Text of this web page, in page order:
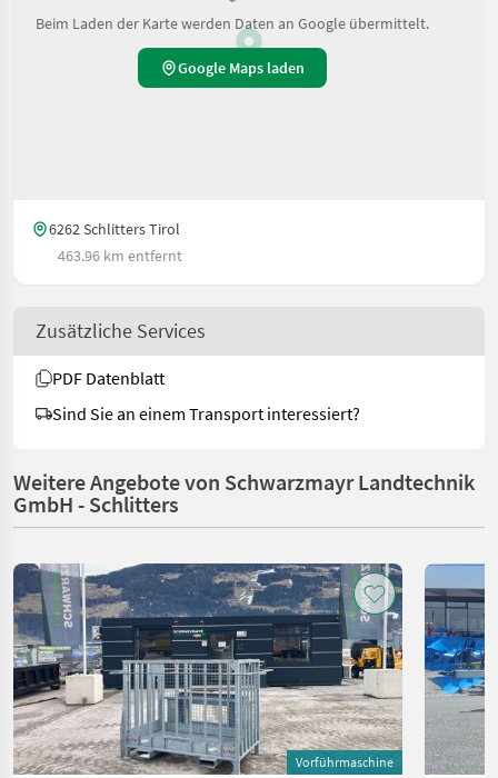
Beim Laden der Karte werden Daten an Google übermittelt.
Google Maps laden
6262 Schlitters Tirol
463.96 km entfernt
Zusätzliche Services
PDF Datenblatt
Sind Sie an einem Transport interessiert?
Weitere Angebote von Schwarzmayr Landtechnik
GmbH - Schlitters
Vorführmaschine